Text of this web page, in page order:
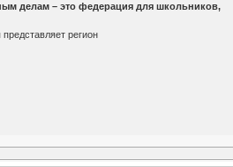
делам – это федерация для школьников,
регион